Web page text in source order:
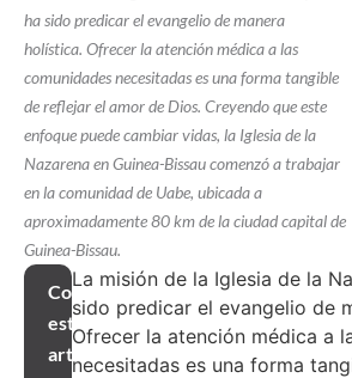
ha sido predicar el evangelio de manera
holística. Ofrecer la atención médica a las
comunidades necesitadas es una forma tangible
de reflejar el amor de Dios. Creyendo que este
enfoque puede cambiar vidas, la Iglesia de la
Nazarena en Guinea-Bissau comenzó a trabajar
en la comunidad de Uabe, ubicada a
aproximadamente 80 km de la ciudad capital de
Guinea-Bissau.
Compartir
este
artículo
La misión de la Iglesia de la
sido predicar el evangelio de
Ofrecer la atención médica a
necesitadas es una forma